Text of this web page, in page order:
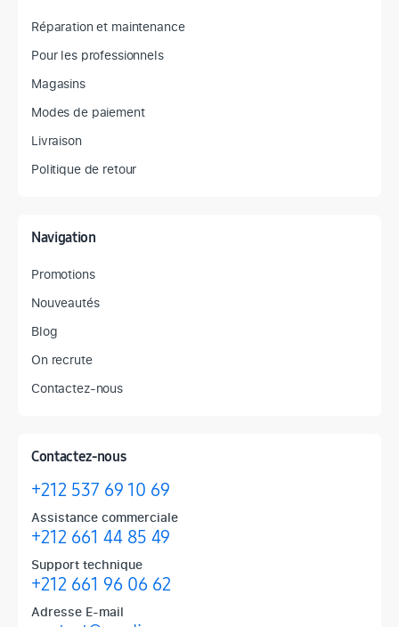
Réparation et maintenance
Pour les professionnels
Magasins
Modes de paiement
Livraison
Politique de retour
Navigation
Promotions
Nouveautés
Blog
On recrute
Contactez-nous
Contactez-nous
+212 537 69 10 69
Assistance commerciale
+212 661 44 85 49
Support technique
+212 661 96 06 62
Adresse E-mail